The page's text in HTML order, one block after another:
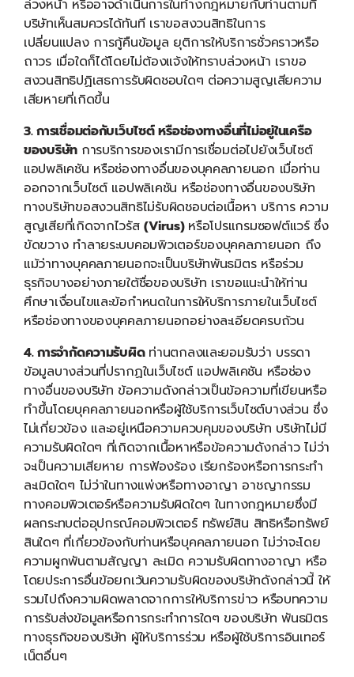
ล่วงหน้า หรืออาจดำเนินการในทำงกฎหมายกับท่านตามที่
บริษัทเห็นสมควรได้ทันที เราขอสงวนสิทธิในการ
เปลี่ยนแปลง การกู้คืนข้อมูล ยุติการให้บริการชั่วคราวหรือ
ถาวร เมื่อใดก็ได้โดยไม่ต้องแจ้งให้ทราบล่วงหน้า เราขอ
สงวนสิทธิปฏิเสธการรับผิดชอบใดๆ ต่อความสูญเสียความ
เสียหายที่เกิดขึ้น
3. การเชื่อมต่อกับเว็บไซต์ หรือช่องทางอื่นที่ไม่อยู่ในเครือ
ของบริษัท การบริการของเรามีการเชื่อมต่อไปยังเว็บไซต์
แอปพลิเคชัน หรือช่องทางอื่นของบุคคลภายนอก เมื่อท่าน
ออกจากเว็บไซต์ แอปพลิเคชัน หรือช่องทางอื่นของบริษัท
ทางบริษัทขอสงวนสิทธิไม่รับผิดชอบต่อเนื้อหา บริการ ความ
สูญเสียที่เกิดจากไวรัส(Virus) หรือโปรแกรมซอฟต์แวร์ ซึ่ง
ขัดขวาง ทำลายระบบคอมพิวเตอร์ของบุคคลภายนอก ถึง
แม้ว่าทางบุคคลภายนอกจะเป็นบริษัทพันธมิตร หรือร่วม
ธุรกิจบางอย่างภายใต้ชื่อของบริษัท เราขอแนะนำให้ท่าน
ศึกษาเงื่อนไขและข้อกำหนดในการให้บริการภายในเว็บไซต์
หรือช่องทางของบุคคลภายนอกอย่างละเอียดครบถ้วน
4. การจำกัดความรับผิด ท่านตกลงและยอมรับว่า บรรดา
ข้อมูลบางส่วนที่ปรากฏในเว็บไซต์ แอปพลิเคชัน หรือช่อง
ทางอื่นของบริษัท ข้อความดังกล่าวเป็นข้อความที่เขียนหรือ
ทำขึ้นโดยบุคคลภายนอกหรือผู้ใช้บริการเว็บไซต์บางส่วน ซึ่ง
ไม่เกี่ยวข้อง และอยู่เหนือความควบคุมของบริษัท บริษัทไม่มี
ความรับผิดใดๆ ที่เกิดจากเนื้อหาหรือข้อความดังกล่าว ไม่ว่า
จะเป็นความเสียหาย การฟ้องร้อง เรียกร้องหรือการกระทำ
ละเมิดใดๆ ไม่ว่าในทางแพ่งหรือทางอาญา อาชญากรรม
ทางคอมพิวเตอร์หรือความรับผิดใดๆ ในทางกฎหมายซึ่งมี
ผลกระทบต่ออุปกรณ์คอมพิวเตอร์ ทรัพย์สิน สิทธิหรือทรัพย์
สินใดๆ ที่เกี่ยวข้องกับท่านหรือบุคคลภายนอก ไม่ว่าจะโดย
ความผูกพันตามสัญญา ละเมิด ความรับผิดทางอาญา หรือ
โดยประการอื่นข้อยกเว้นความรับผิดของบริษัทดังกล่าวนี้ ให้
รวมไปถึงความผิดพลาดจากการให้บริการข่าว หรือบทความ
การรับส่งข้อมูลหรือการกระทำการใดๆ ของบริษัท พันธมิตร
ทางธุรกิจของบริษัท ผู้ให้บริการร่วม หรือผู้ใช้บริการอินเทอร์
เน็ตอื่นๆ